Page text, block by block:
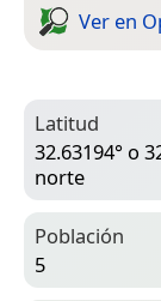
Ver en
Latitud
32.63194° o
norte
Población
5